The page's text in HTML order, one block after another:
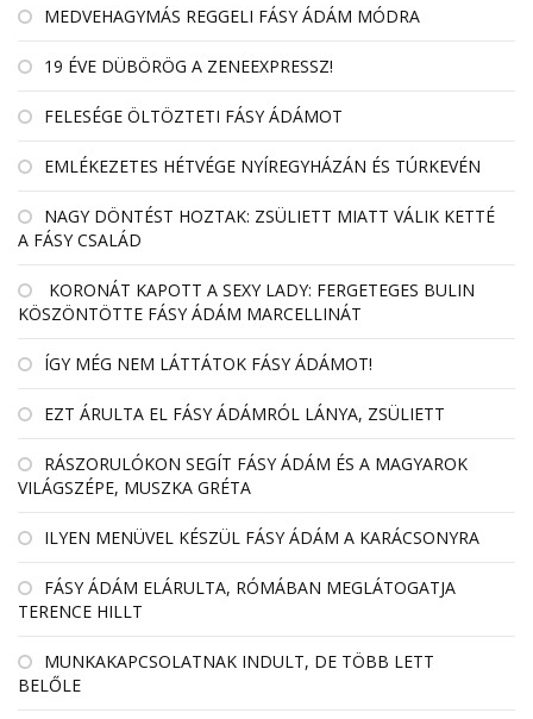
MEDVEHAGYMÁS REGGELI FÁSY ÁDÁM MÓDRA
19 ÉVE DÜBÖRÖG A ZENEEXPRESSZ!
FELESÉGE ÖLTÖZTETI FÁSY ÁDÁMOT
EMLÉKEZETES HÉTVÉGE NYÍREGYHÁZÁN ÉS TÚRKEVÉN
NAGY DÖNTÉST HOZTAK: ZSÜLIETT MIATT VÁLIK KETTÉ
A FÁSY CSALÁD
KORONÁT KAPOTT A SEXY LADY: FERGETEGES BULIN
KÖSZÖNTÖTTE FÁSY ÁDÁM MARCELLINÁT
ÍGY MÉG NEM LÁTTÁTOK FÁSY ÁDÁMOT!
EZT ÁRULTA EL FÁSY ÁDÁMRÓL LÁNYA, ZSÜLIETT
RÁSZORULÓKON SEGÍT FÁSY ÁDÁM ÉS A MAGYAROK
VILÁGSZÉPE, MUSZKA GRÉTA
ILYEN MENÜVEL KÉSZÜL FÁSY ÁDÁM A KARÁCSONYRA
FÁSY ÁDÁM ELÁRULTA, RÓMÁBAN MEGLÁTOGATJA
TERENCE HILLT
MUNKAKAPCSOLATNAK INDULT, DE TÖBB LETT
BELŐLE